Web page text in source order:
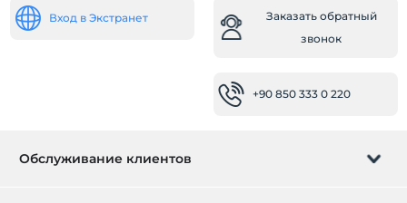
Вход в Экстранет
Заказать обратный
звонок
+90 850 333 0 220
Обслуживание клиентов